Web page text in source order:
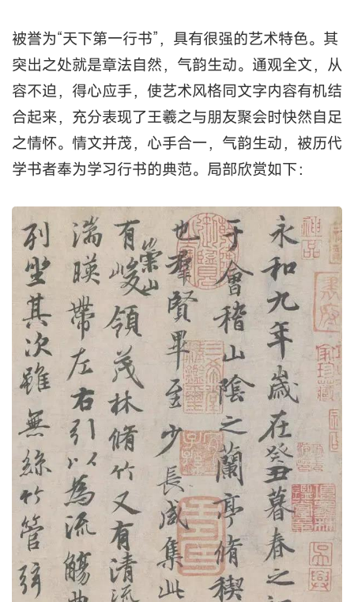
被誉为“天下第一行书”，具有很强的艺术特色。其
突出之处就是章法自然，气韵生动。通观全文，从
容不迫，得心应手，使艺术风格同文字内容有机结
合起来，充分表现了王羲之与朋友聚会时快然自足
之情怀。情文并茂，心手合一，气韵生动，被历代
学书者奉为学习行书的典范。局部欣赏如下：